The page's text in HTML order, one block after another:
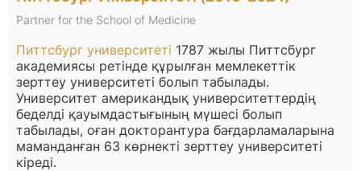
Partner for the School of Medicine
Питтсбург университеті 1787 жылы Питтсбург
академиясы ретінде құрылған мемлекеттік
зерттеу университеті болып табылады.
Университет американдық университеттердің
беделді қауымдастығының мүшесі болып
табылады, оған докторантура бағдарламаларына
маманданған 63 көрнекті зерттеу университеті
кіреді.